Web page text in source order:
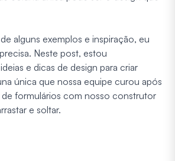
alguns exemplos e inspiração, eu
Neste post, estou
e dicas de design para criar
única que nossa equipe curou após
formulários com nosso construtor
e soltar.